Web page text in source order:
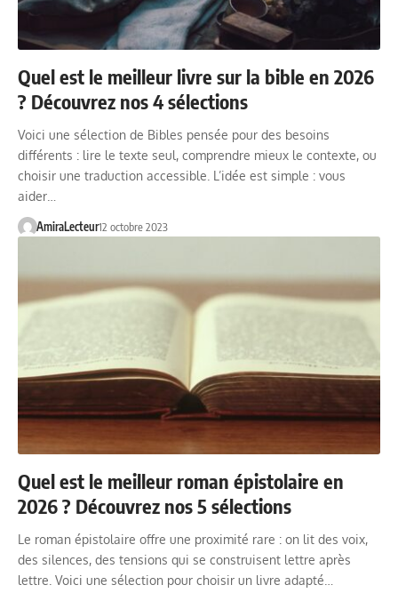
Quel est le meilleur livre sur la bible en 2026
? Découvrez nos 4 sélections
Voici une sélection de Bibles pensée pour des besoins
différents : lire le texte seul, comprendre mieux le contexte, ou
choisir une traduction accessible. L’idée est simple : vous
aider…
AmiraLecteur12 octobre 2023
Quel est le meilleur roman épistolaire en
2026 ? Découvrez nos 5 sélections
Le roman épistolaire offre une proximité rare : on lit des voix,
des silences, des tensions qui se construisent lettre après
lettre. Voici une sélection pour choisir un livre adapté…